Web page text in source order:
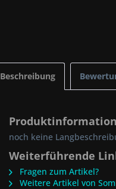
Beschreibung
noch keine
Weiterführende
Fragen zum Artikel?
Weitere Artikel von